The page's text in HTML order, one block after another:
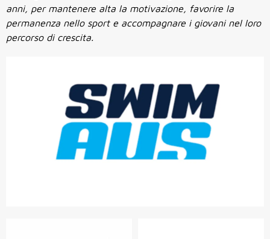
anni, per mantenere alta la motivazione, favorire la
permanenza nello sport e accompagnare i giovani nel loro
percorso di crescita.